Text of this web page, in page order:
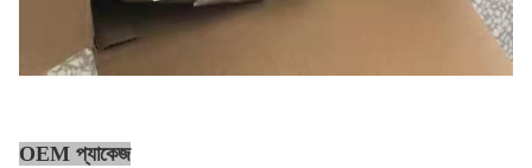
OEM প্যাকেজ